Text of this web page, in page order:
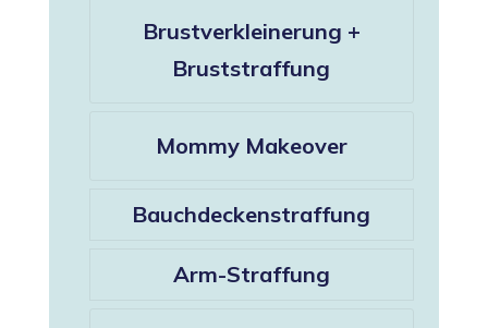
Brustverkleinerung +
Bruststraffung
Mommy Makeover
Bauchdeckenstraffung
Arm-Straffung